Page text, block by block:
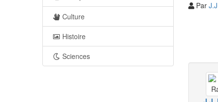
Culture
Histoire
Sciences
Par